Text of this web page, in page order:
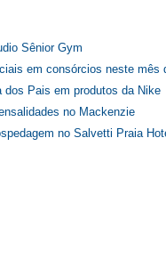
Sênior Gym
em consórcios neste mês
Pais em produtos da Nike
no Mackenzie
no Salvetti Praia